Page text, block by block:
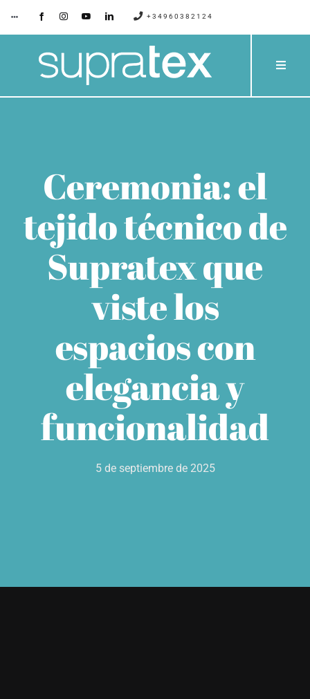
contenido
Toggle
SUPRATEX
EMPRESA
+34960382124
Toggle
Ceremonia: el
tejido técnico de
Supratex que
viste los
espacios con
elegancia y
funcionalidad
5 de septiembre de 2025